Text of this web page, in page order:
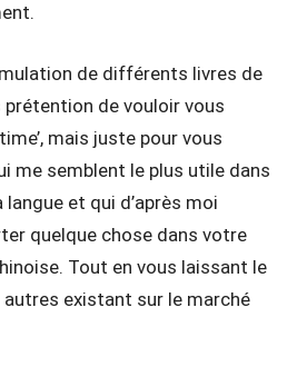
de différents livres de
de vouloir vous
mais juste pour vous
me semblent le plus utile dans
langue et qui d’après moi
quelque chose dans votre
Tout en vous laissant le
existant sur le marché